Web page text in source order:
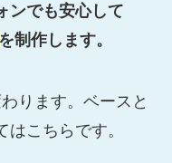
ンでも安心して
を制作します。
ります。ベースと
こちらです。